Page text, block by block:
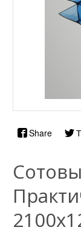
Share